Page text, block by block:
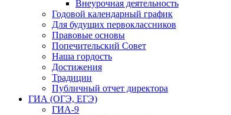
Внеурочная деятельность
Годовой календарный график
Для будущих первоклассников
Правовые основы
Попечительский Совет
Наша гордость
Достижения
Традиции
Публичный отчет директора
ГИА (ОГЭ, ЕГЭ)
ГИА-9